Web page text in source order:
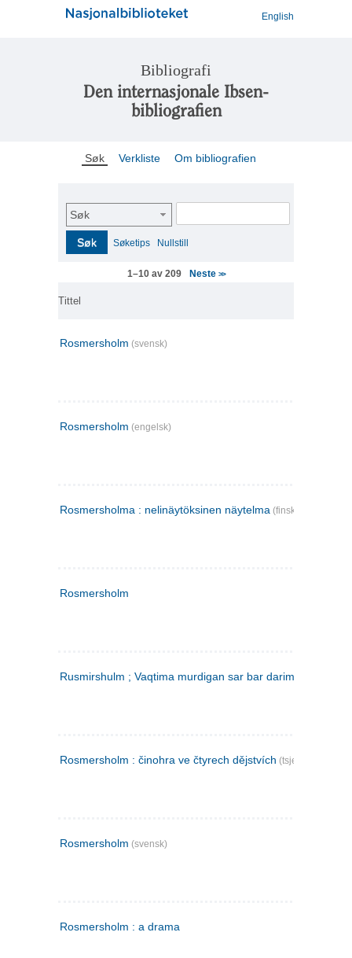
English
Bibliografi
Den internasjonale Ibsen-
bibliografien
Søk Verkliste Om bibliografien
Søk
Søk Søketips Nullstill
1–10 av 209 Neste >>
Tittel
Rosmersholm (svensk)
Rosmersholm (engelsk)
Rosmersholma : nelinäytöksinen näytelma (finsk)
Rosmersholm
Rusmirshulm ; Vaqtima murdigan sar bar darim
Rosmersholm : činohra ve čtyrech dějstvích (tsjekkisk)
Rosmersholm (svensk)
Rosmersholm : a drama